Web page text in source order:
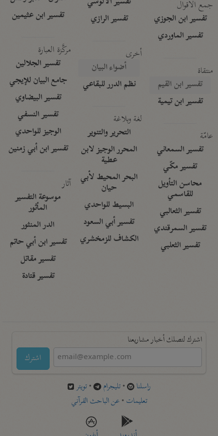
جمع الأقوال
تفسير ابن الجوزي
تفسير الماوردي
منتقاة
تفسير ابن القيم
تفسير ابن تيمية
عامّة
تفسير السمعاني
تفسير مكّي
محاسن التأويل
للقاسمي
تفسير الثعالبي
تفسير السمرقندي
تفسير الثعلبي
تفسير الرازي
أخرى
أضواء البيان
نظم الدرر للبقاعي
لغة وبلاغة
التحرير والتنوير
المحرر الوجيز لابن
عطية
البحر المحيط لأبي
حيان
البسيط للواحدي
تفسير أبي السعود
الكشاف للزمخشري
تفسير ابن عثيمين
مركَّزة العبارة
تفسير الجلالين
جامع البيان للإيجي
تفسير البيضاوي
تفسير النسفي
الوجيز للواحدي
تفسير ابن أبي زمنين
آثار
موسوعة التفسير
المأثور
الدر المنثور
تفسير ابن أبي حاتم
تفسير مقاتل
تفسير قتادة
اشترك لتصلك أخبار مشاريعنا
اشترك
راسلنا •تليجرام •تويتر
تعليمات •عن الباحث القرآني